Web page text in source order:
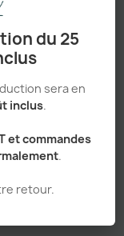
du 25
sera en
inclus.
et commandes
.
retour.